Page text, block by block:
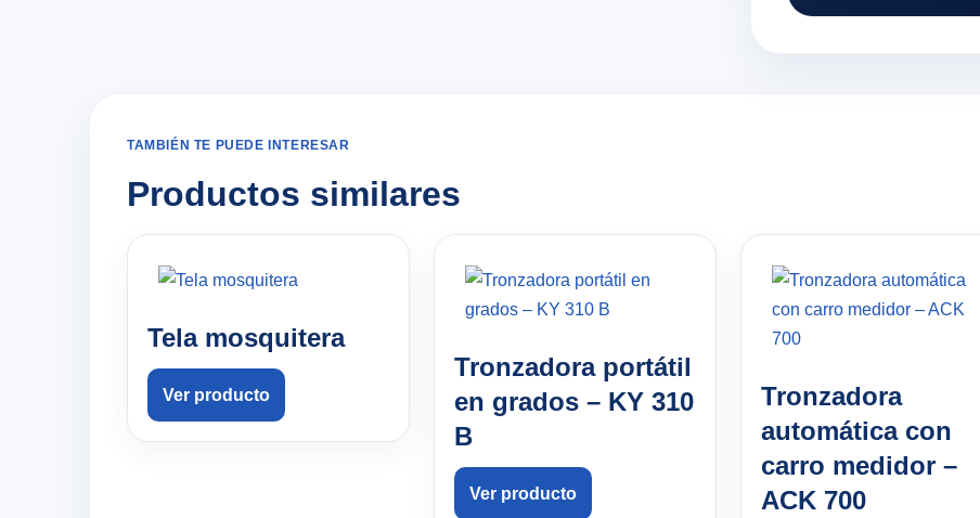
TAMBIÉN TE PUEDE INTERESAR
Productos similares
Tela mosquitera
Ver producto
Tronzadora portátil
en grados – KY 310
B
Ver producto
Tronzadora
automática con
carro medidor –
ACK 700